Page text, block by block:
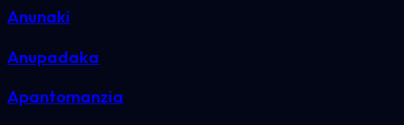
Anunaki
Anupadaka
Apantomanzia